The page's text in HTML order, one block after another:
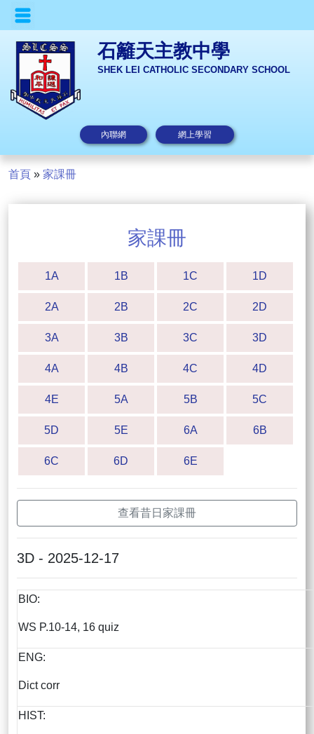
石籬天主教中學
SHEK LEI CATHOLIC SECONDARY SCHOOL
內聯網 網上學習
首頁 » 家課冊
家課冊
1A 1B 1C 1D
2A 2B 2C 2D
3A 3B 3C 3D
4A 4B 4C 4D
4E 5A 5B 5C
5D 5E 6A 6B
6C 6D 6E
查看昔日家課冊
3D - 2025-12-17
BIO:
WS P.10-14, 16 quiz
ENG:
Dict corr
HIST: